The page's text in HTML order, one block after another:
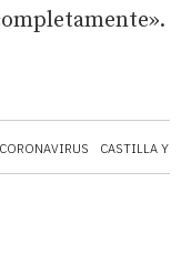
CORONAVIRUS CASTILLA Y